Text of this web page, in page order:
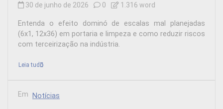
30 de junho de 2026 0 1.316 word
Entenda o efeito dominó de escalas mal planejadas
(6x1, 12x36) em portaria e limpeza e como reduzir riscos
com terceirização na indústria.
Leia tudo
Em Notícias